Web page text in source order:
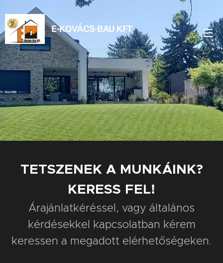
E-KOVÁCS-BAU KFT
TETSZENEK A MUNKÁINK?
KERESS FEL!
Árajánlatkéréssel, vagy általános
kérdésekkel kapcsolatban kérem
keressen a megadott elérhetőségeken.